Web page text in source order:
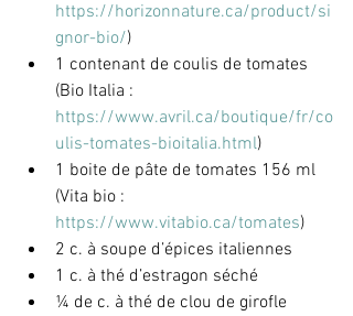
https://horizonnature.ca/product/si
gnor-bio/)
1 contenant de coulis de tomates
(Bio Italia :
https://www.avril.ca/boutique/fr/co
ulis-tomates-bioitalia.html)
1 boite de pâte de tomates 156 ml
(Vita bio :
https://www.vitabio.ca/tomates)
2 c. à soupe d’épices italiennes
1 c. à thé d’estragon séché
¼ de c. à thé de clou de girofle